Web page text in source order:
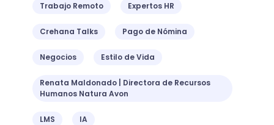
Trabajo Remoto Expertos HR
Crehana Talks Pago de Nómina
Negocios Estilo de Vida
Renata Maldonado | Directora de Recursos
Humanos Natura Avon
LMS IA